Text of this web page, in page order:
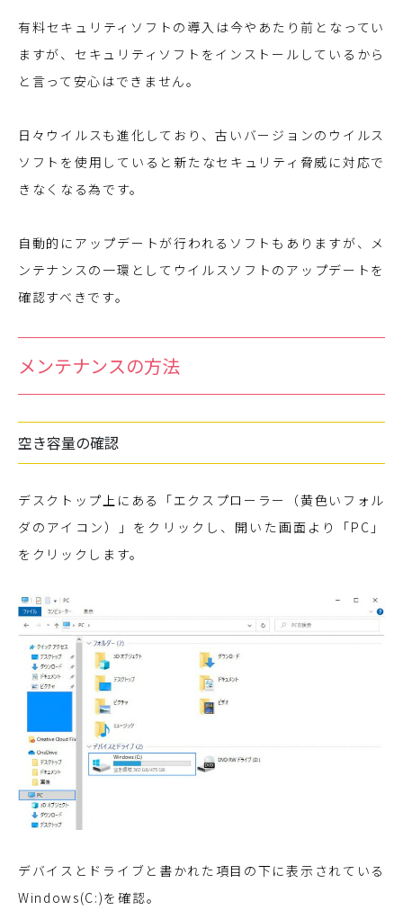
有料セキュリティソフトの導入は今やあたり前となってい
ますが、セキュリティソフトをインストールしているから
と言って安心はできません。
日々ウイルスも進化しており、古いバージョンのウイルス
ソフトを使用していると新たなセキュリティ脅威に対応で
きなくなる為です。
自動的にアップデートが行われるソフトもありますが、メ
ンテナンスの一環としてウイルスソフトのアップデートを
確認すべきです。
メンテナンスの方法
空き容量の確認
デスクトップ上にある「エクスプローラー（黄色いフォル
ダのアイコン）」をクリックし、開いた画面より「PC」
をクリックします。
デバイスとドライブと書かれた項目の下に表示されている
Windows(C:)を確認。